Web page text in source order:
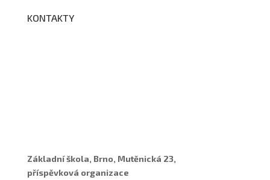
KONTAKTY
Základní škola, Brno, Mutěnická 23,
příspěvková organizace